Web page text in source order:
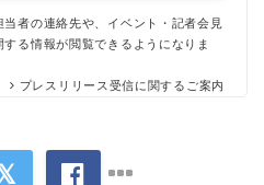
者の連絡先や、イベント・記者会見
る情報が閲覧できるようになりま
プレスリリース受信に関するご案内